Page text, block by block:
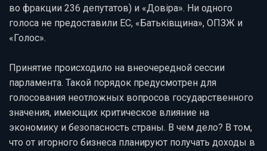
во фракции 236 депутатов) и «Довіра». Ни одного
голоса не предоставили ЕС, «Батьківщина», ОПЗЖ и
«Голос».
Принятие происходило на внеочередной сессии
парламента. Такой порядок предусмотрен для
голосования неотложных вопросов государственного
значения, имеющих критическое влияние на
экономику и безопасность страны. В чем дело? В том,
что от игорного бизнеса планируют получать доходы в